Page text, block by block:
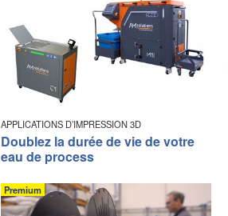
APPLICATIONS D’IMPRESSION 3D
Doublez la durée de vie de votre
eau de process
Premium